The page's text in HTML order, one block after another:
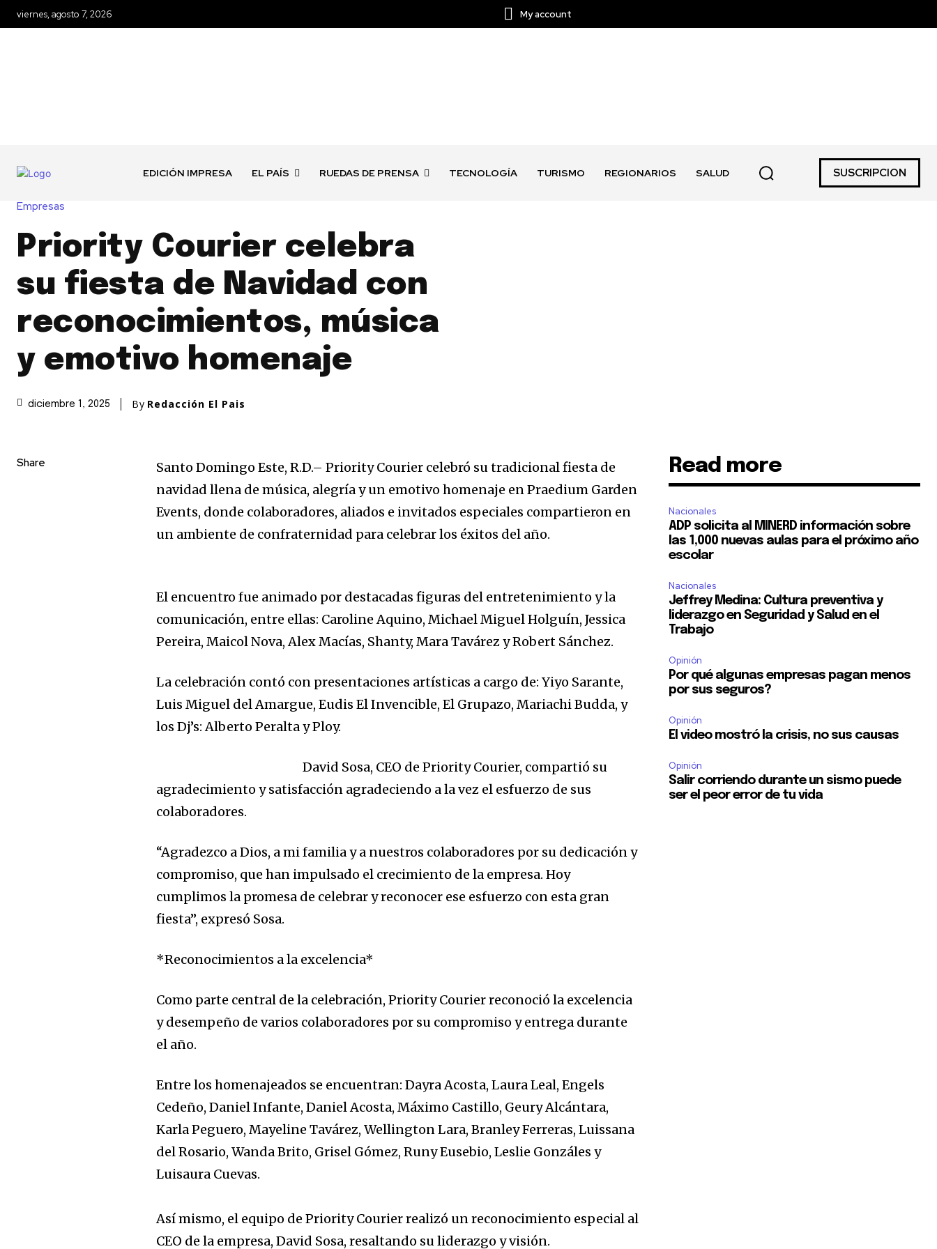
viernes, agosto 7, 2026 My account
EDICIÓN IMPRESA EL PAÍS RUEDAS DE PRENSA TECNOLOGÍA TURISMO REGIONARIOS SALUD SUSCRIPCION
Empresas
Priority Courier celebra
su fiesta de Navidad con
reconocimientos, música
y emotivo homenaje
diciembre 1, 2025 By Redacción El Pais
Share
Santo Domingo Este, R.D.– Priority Courier celebró su tradicional fiesta de
navidad llena de música, alegría y un emotivo homenaje en Praedium Garden
Events, donde colaboradores, aliados e invitados especiales compartieron en
un ambiente de confraternidad para celebrar los éxitos del año.
El encuentro fue animado por destacadas figuras del entretenimiento y la
comunicación, entre ellas: Caroline Aquino, Michael Miguel Holguín, Jessica
Pereira, Maicol Nova, Alex Macías, Shanty, Mara Tavárez y Robert Sánchez.
La celebración contó con presentaciones artísticas a cargo de: Yiyo Sarante,
Luis Miguel del Amargue, Eudis El Invencible, El Grupazo, Mariachi Budda, y
los Dj’s: Alberto Peralta y Ploy.
David Sosa, CEO de Priority Courier, compartió su
agradecimiento y satisfacción agradeciendo a la vez el esfuerzo de sus
colaboradores.
“Agradezco a Dios, a mi familia y a nuestros colaboradores por su dedicación y
compromiso, que han impulsado el crecimiento de la empresa. Hoy
cumplimos la promesa de celebrar y reconocer ese esfuerzo con esta gran
fiesta”, expresó Sosa.
*Reconocimientos a la excelencia*
Como parte central de la celebración, Priority Courier reconoció la excelencia
y desempeño de varios colaboradores por su compromiso y entrega durante
el año.
Entre los homenajeados se encuentran: Dayra Acosta, Laura Leal, Engels
Cedeño, Daniel Infante, Daniel Acosta, Máximo Castillo, Geury Alcántara,
Karla Peguero, Mayeline Tavárez, Wellington Lara, Branley Ferreras, Luissana
del Rosario, Wanda Brito, Grisel Gómez, Runy Eusebio, Leslie Gonzáles y
Luisaura Cuevas.
Así mismo, el equipo de Priority Courier realizó un reconocimiento especial al
CEO de la empresa, David Sosa, resaltando su liderazgo y visión.
Read more
Nacionales
ADP solicita al MINERD información sobre
las 1,000 nuevas aulas para el próximo año
escolar
Nacionales
Jeffrey Medina: Cultura preventiva y
liderazgo en Seguridad y Salud en el
Trabajo
Opinión
Por qué algunas empresas pagan menos
por sus seguros?
Opinión
El video mostró la crisis, no sus causas
Opinión
Salir corriendo durante un sismo puede
ser el peor error de tu vida